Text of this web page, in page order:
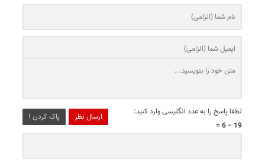
ارسال نظر پاک کردن !
لطفا پاسخ را به عدد انگلیسی وارد کنید:
19 − 6 =